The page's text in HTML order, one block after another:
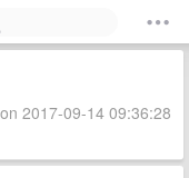
2017-09-14 09:36:28